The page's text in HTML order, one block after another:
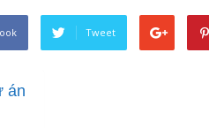
Tweet
án